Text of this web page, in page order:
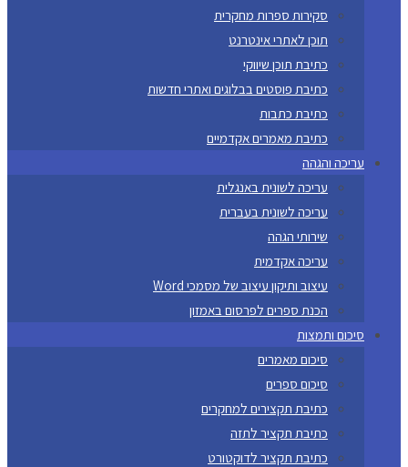
סקירות ספרות מחקרית
תוכן לאתרי אינטרנט
כתיבת תוכן שיווקי
כתיבת פוסטים בבלוגים ואתרי חדשות
כתיבת כתבות
כתיבת מאמרים אקדמיים
עריכה והגהה
עריכה לשונית באנגלית
עריכה לשונית בעברית
שירותי הגהה
עריכה אקדמית
עיצוב ותיקון עיצוב של מסמכי Word
הכנת ספרים לפרסום באמזון
סיכום ותמצות
סיכום מאמרים
סיכום ספרים
כתיבת תקצירים למחקרים
כתיבת תקציר לתזה
כתיבת תקציר לדוקטורט